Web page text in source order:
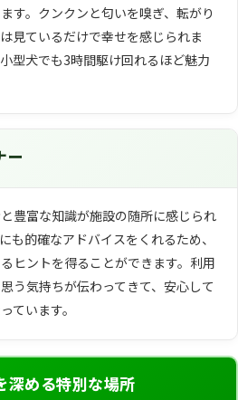
す。クンクンと匂いを嗅ぎ、転がり
見ているだけで幸せを感じられま
型犬でも3時間駆け回れるほど魅力
ー
豊富な知識が施設の随所に感じられ
も的確なアドバイスをくれるため、
ヒントを得ることができます。利用
う気持ちが伝わってきて、安心して
ています。
深める特別な場所